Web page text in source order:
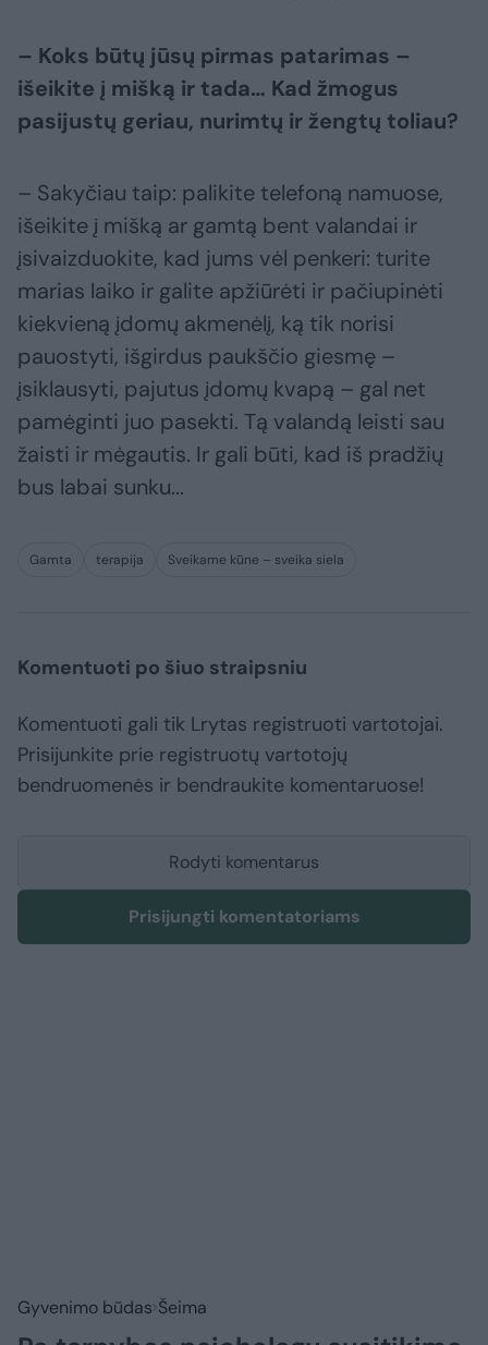
– Koks būtų jūsų pirmas patarimas –
išeikite į mišką ir tada… Kad žmogus
pasijustų geriau, nurimtų ir žengtų toliau?
– Sakyčiau taip: palikite telefoną namuose,
išeikite į mišką ar gamtą bent valandai ir
įsivaizduokite, kad jums vėl penkeri: turite
marias laiko ir galite apžiūrėti ir pačiupinėti
kiekvieną įdomų akmenėlį, ką tik norisi
pauostyti, išgirdus paukščio giesmę –
įsiklausyti, pajutus įdomų kvapą – gal net
pamėginti juo pasekti. Tą valandą leisti sau
žaisti ir mėgautis. Ir gali būti, kad iš pradžių
bus labai sunku...
Gamta terapija Sveikame kūne – sveika siela
Komentuoti po šiuo straipsniu
Komentuoti gali tik Lrytas registruoti vartotojai.
Prisijunkite prie registruotų vartotojų
bendruomenės ir bendraukite komentaruose!
Rodyti komentarus
Prisijungti komentatoriams
Gyvenimo būdas Šeima